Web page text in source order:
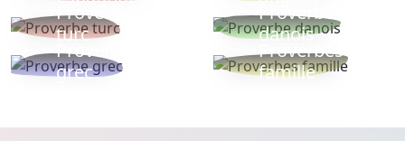
Proverbe
turc
Proverbe
danois
Proverbe
grec
Proverbes
famille